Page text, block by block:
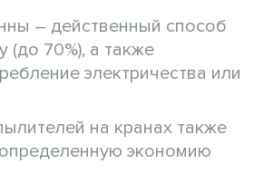
– действенный способ
(до 70%), а также
электричества или
на кранах также
экономию